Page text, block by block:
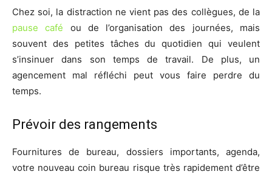
Chez soi, la distraction ne vient pas des collègues, de la
pause café ou de l’organisation des journées, mais
souvent des petites tâches du quotidien qui veulent
s’insinuer dans son temps de travail. De plus, un
agencement mal réfléchi peut vous faire perdre du
temps.
Prévoir des rangements
Fournitures de bureau, dossiers importants, agenda,
votre nouveau coin bureau risque très rapidement d’être